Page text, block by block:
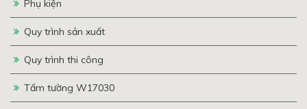
Phụ kiện
Quy trình sản xuất
Quy trình thi công
Tấm tường W17030